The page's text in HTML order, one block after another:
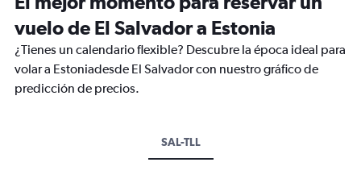
vuelo de El Salvador a Estonia
¿Tienes un calendario flexible? Descubre la época ideal para
volar a Estoniadesde El Salvador con nuestro gráfico de
predicción de precios.
SAL-TLL